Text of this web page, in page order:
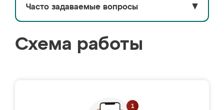
Часто задаваемые вопросы ▼
Схема работы